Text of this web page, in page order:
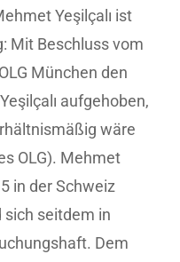
Yeşilçalı ist
Mit Beschluss vom
München den
aufgehoben,
wäre
OLG). Mehmet
in der Schweiz
seitdem in
Dem